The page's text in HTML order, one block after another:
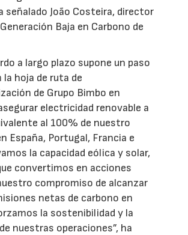
señalado João Costeira, director
Baja en Carbono de
a largo plazo supone un paso
la hoja de ruta de
de Grupo Bimbo en
electricidad renovable a
al 100% de nuestro
España, Portugal, Francia e
la capacidad eólica y solar,
convertimos en acciones
compromiso de alcanzar
netas de carbono en
la sostenibilidad y la
nuestras operaciones”, ha